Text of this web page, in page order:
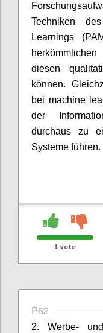
Techniken
Learnings
diesen
können.
bei machine
der
durchaus zu
Systeme führen.
1 vote
P82
2. Werbe-